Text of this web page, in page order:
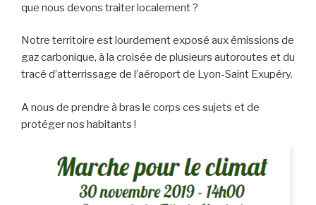
que nous devons traiter localement ?
Notre territoire est lourdement exposé aux émissions de
gaz carbonique, à la croisée de plusieurs autoroutes et du
tracé d’atterrissage de l’aéroport de Lyon-Saint Exupéry.
A nous de prendre à bras le corps ces sujets et de
protéger nos habitants !